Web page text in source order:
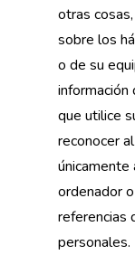
otras
sobre los
o de su
información
que utilice
reconocer
únicamente
ordenador
referencias
personales.